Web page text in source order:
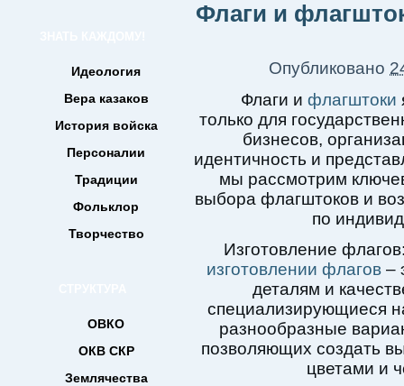
Идеология
Вера казаков
История войска
Персоналии
Традиции
Фольклор
Творчество
ОВКО
ОКВ СКР
Землячества
Флаги и
Опубликовано
Флаги и флагштоки
только для
бизнесов,
идентичность и
мы рассмотрим
выбора флагштоков и
по
Изготовление
изготовлении флагов –
деталям и
специализирующиеся
разнообразные
позволяющих создать
цветами и